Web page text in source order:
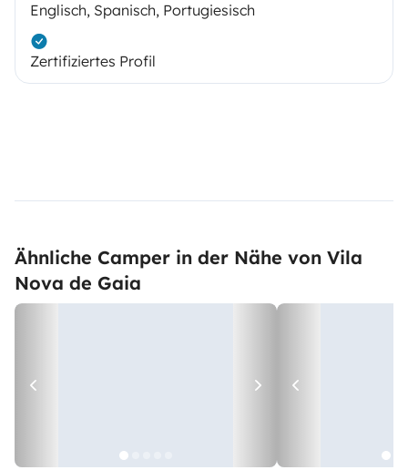
Englisch, Spanisch, Portugiesisch
Zertifiziertes Profil
Ähnliche Camper in der Nähe von Vila
Nova de Gaia